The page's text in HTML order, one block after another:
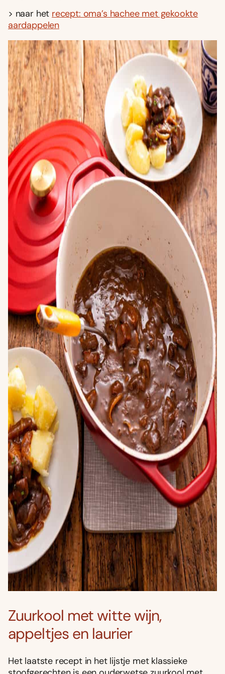
> naar het recept: oma’s hachee met gekookte
aardappelen
Zuurkool met witte wijn,
appeltjes en laurier
Het laatste recept in het lijstje met klassieke